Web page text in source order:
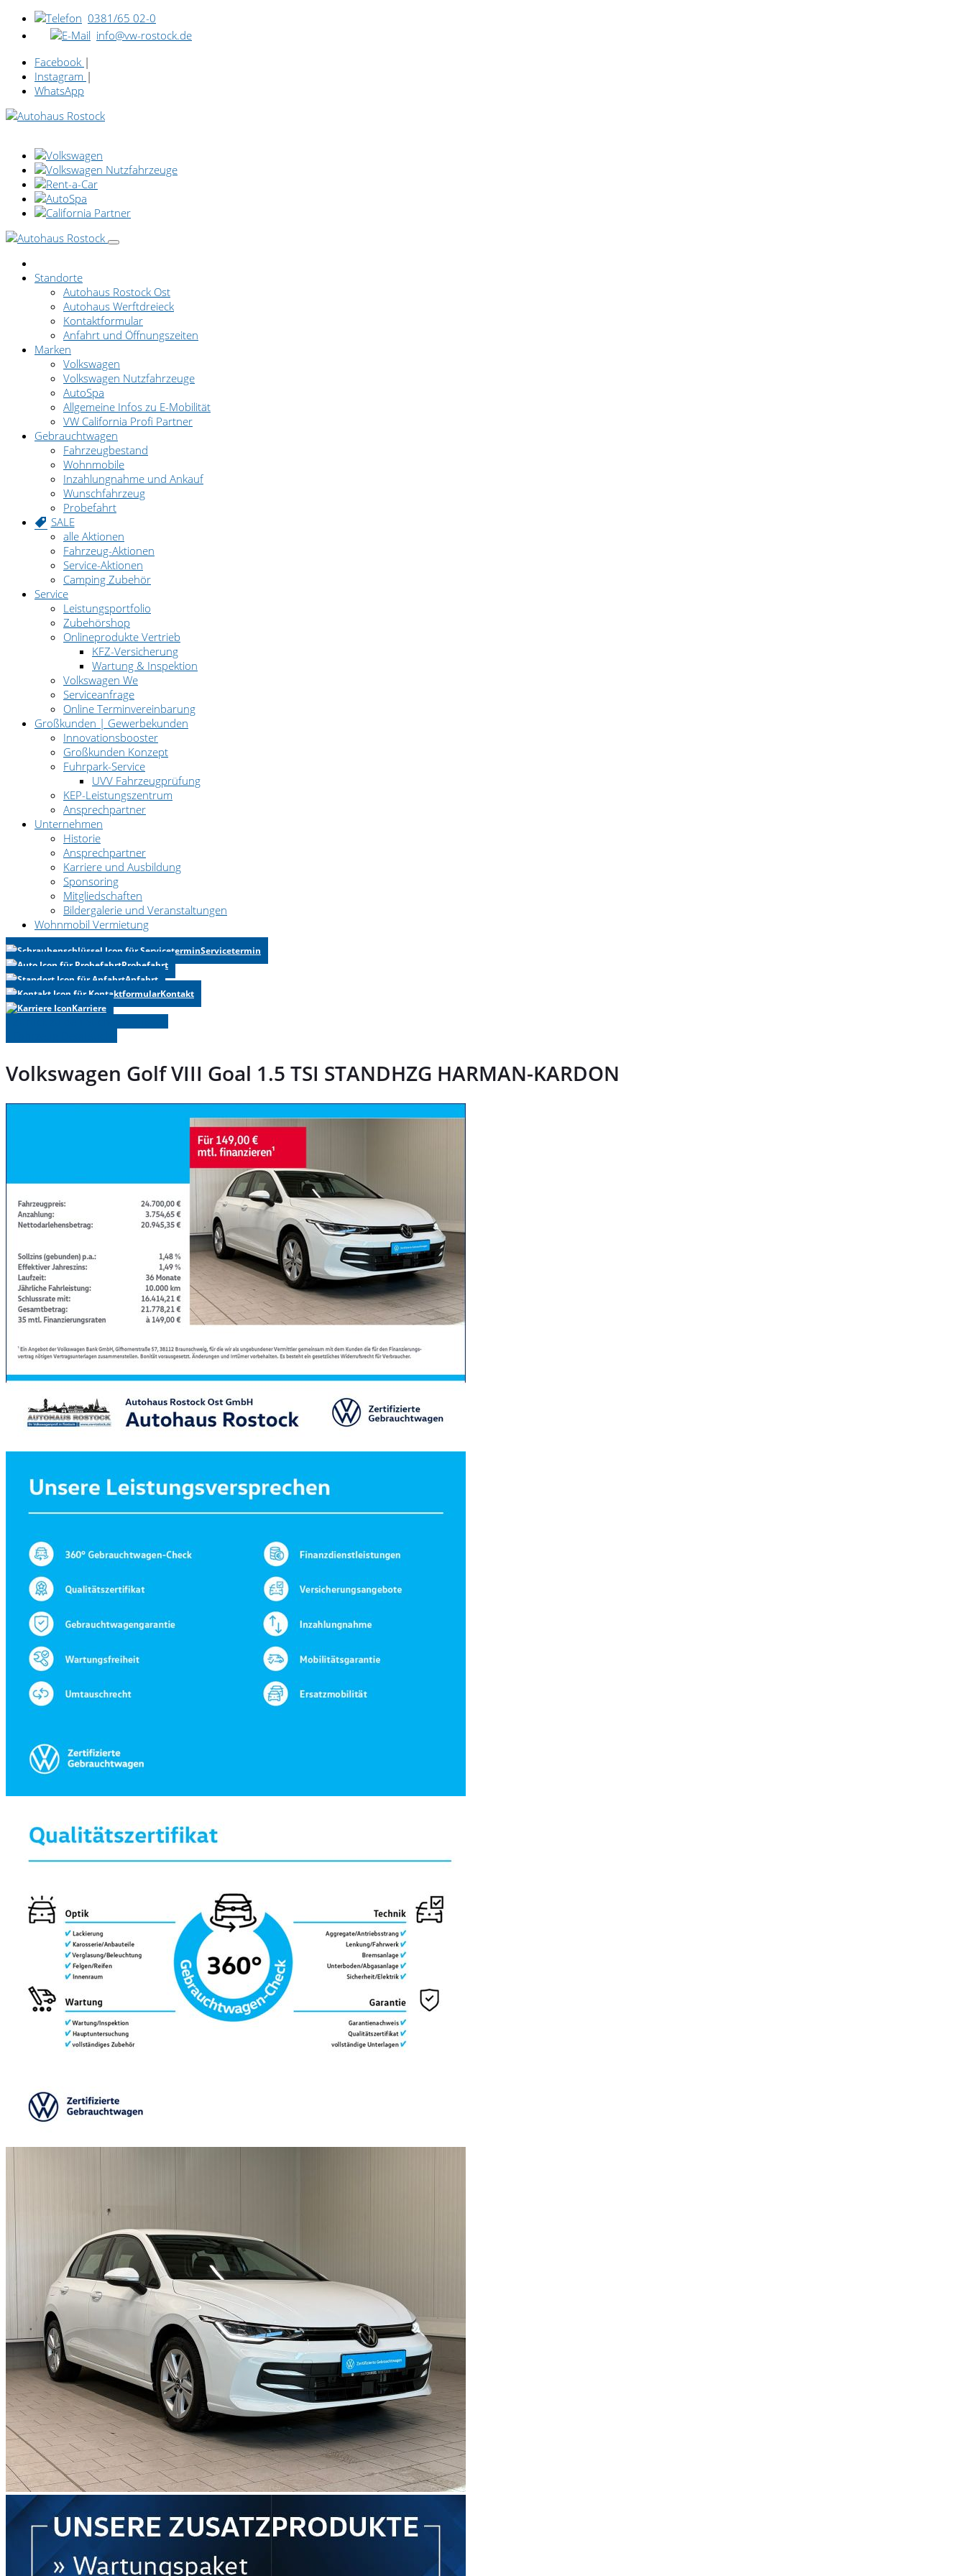
0381/65 02-0
info@vw-rostock.de
Facebook |
Instagram |
WhatsApp
Standorte
Autohaus Rostock Ost
Autohaus Werftdreieck
Kontaktformular
Anfahrt und Öffnungszeiten
Marken
Volkswagen
Volkswagen Nutzfahrzeuge
AutoSpa
Allgemeine Infos zu E-Mobilität
VW California Profi Partner
Gebrauchtwagen
Fahrzeugbestand
Wohnmobile
Inzahlungnahme und Ankauf
Wunschfahrzeug
Probefahrt
SALE
alle Aktionen
Fahrzeug-Aktionen
Service-Aktionen
Camping Zubehör
Service
Leistungsportfolio
Zubehörshop
Onlineprodukte Vertrieb
KFZ-Versicherung
Wartung & Inspektion
Volkswagen We
Serviceanfrage
Online Terminvereinbarung
Großkunden | Gewerbekunden
Innovationsbooster
Großkunden Konzept
Fuhrpark-Service
UVV Fahrzeugprüfung
KEP-Leistungszentrum
Ansprechpartner
Unternehmen
Historie
Ansprechpartner
Karriere und Ausbildung
Sponsoring
Mitgliedschaften
Bildergalerie und Veranstaltungen
Wohnmobil Vermietung
Servicetermin
Probefahrt
Anfahrt
Kontakt
Karriere
Volkswagen Golf VIII Goal 1.5 TSI STANDHZG HARMAN-KARDON